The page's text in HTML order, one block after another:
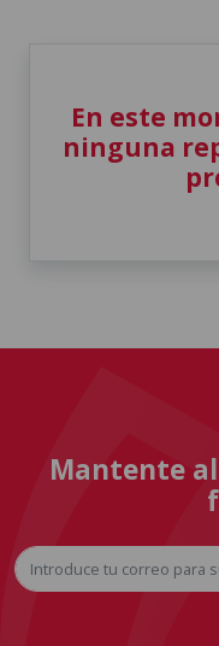
En este
ninguna
Mantente